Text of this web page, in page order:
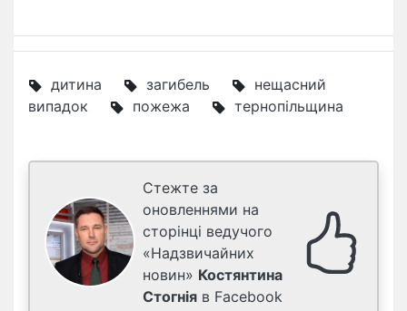
дитина загибель
нещасний
випадок
пожежа тернопільщина
Стежте за
оновленнями на
сторінці ведучого
«Надзвичайних
новин» Костянтина
Стогнія в Facebook